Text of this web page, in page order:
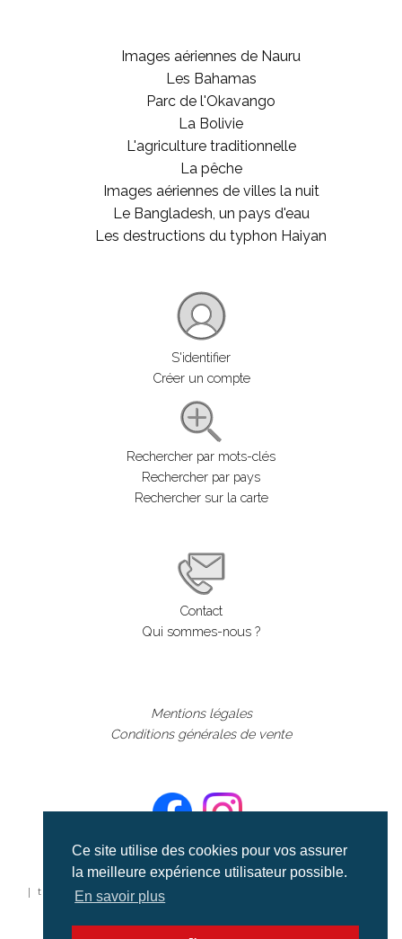
Ce site utilise des cookies pour vos assurer
la meilleure expérience utilisateur possible.
En savoir plus
Images aériennes de Nauru
Les Bahamas
Parc de l'Okavango
La Bolivie
L'agriculture traditionnelle
La pêche
Images aériennes de villes la nuit
Le Bangladesh, un pays d'eau
Les destructions du typhon Haiyan
S'identifier
Créer un compte
Rechercher par mots-clés
Rechercher par pays
Rechercher sur la carte
Contact
Qui sommes-nous ?
Mentions légales
Conditions générales de vente
©aerialcollection marque déposée 2024
| tous droits réservés | aerialcollection.fr banque d'images
aériennes et documentaires video et cinéma |